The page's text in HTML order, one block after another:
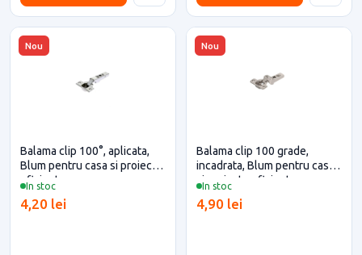
Nou
In stoc
Balama clip 100°, aplicata,
Blum pentru casa si proiecte
eficiente
4,20 lei
Nou
In stoc
Balama clip 100 grade,
incadrata, Blum pentru casa
si proiecte eficiente
4,90 lei